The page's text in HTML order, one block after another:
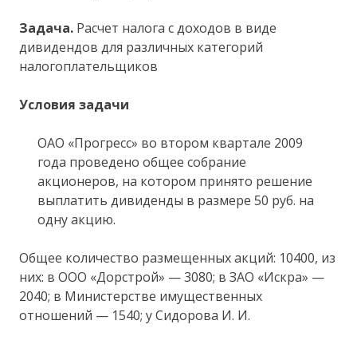
Задача. Расчет налога с доходов в виде
дивидендов для различных категорий
налогоплательщиков
Условия задачи
ОАО «Прогресс» во втором квартале 2009
года проведено общее собрание
акционеров, на котором принято решение
выплатить дивиденды в размере 50 руб. на
одну акцию.
Общее количество размещенных акций: 10400, из
них: в ООО «Дорстрой» — 3080; в ЗАО «Искра» —
2040; в Министерстве имущественных
отношений — 1540; у Сидорова И. И.